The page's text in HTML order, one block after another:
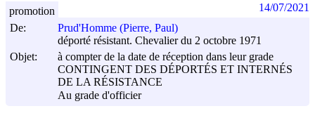
De:
Prud'Homme (Pierre, Paul)
déporté résistant. Chevalier du 2 octobre 1971
Objet:
à compter de la date de réception dans leur grade
CONTINGENT DES DÉPORTÉS ET INTERNÉS
DE LA RÉSISTANCE
Au grade d'officier
promotion 14/07/2021